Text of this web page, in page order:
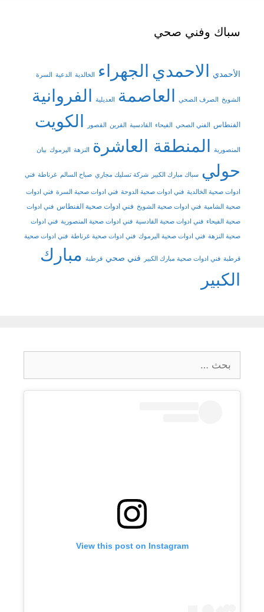
سباك وفني صحي
الأحمدي الاحمدي الجهراء الخالدية الدعية السرة
الشويخ الصرف الصحي العاصمة العديلية الفروانية
الفنطاس الفني الصحي الفيحاء القادسية القرين القصور الكويت
المنصورية المنطقة العاشرة النزهة اليرموك بيان
حولي سباك مبارك الكبير شركة تسليك مجاري صباح السالم غرناطة فني
ادوات صحية الخالدية فني ادوات صحية الدوحة فني ادوات صحية السرة فني ادوات
صحية الشامية فني ادوات صحية الشويخ فني ادوات صحية الفنطاس فني ادوات
صحية الفيحاء فني ادوات صحية القادسية فني ادوات صحية المنصورية فني ادوات
صحية النزهة فني ادوات صحية اليرموك فني ادوات صحية غرناطة فني ادوات صحية
قرطبة فني ادوات صحية مبارك الكبير فني صحي قرطبة مبارك
الكبير
عن:
View this post on Instagram